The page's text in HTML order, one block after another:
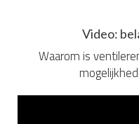
Video:
Waarom is